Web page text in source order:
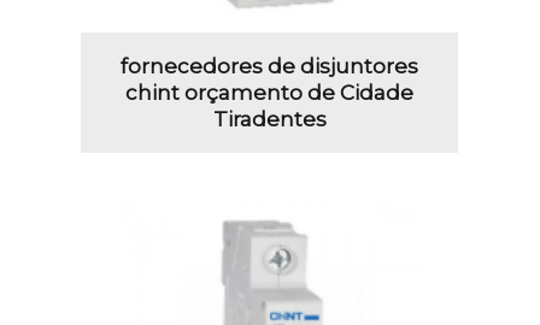
fornecedores de disjuntores
chint orçamento de Cidade
Tiradentes